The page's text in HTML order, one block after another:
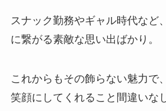
スナック勤務やギャル時代など
に繋がる素敵な思い出ばかり。
これからもその飾らない魅力で
笑顔にしてくれること間違いな